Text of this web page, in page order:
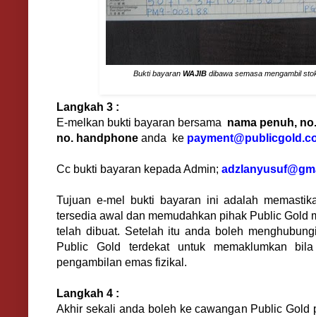
Bukti bayaran WAJIB dibawa semasa mengambil
Langkah 3 :
E-melkan bukti bayaran bersama nama penuh,
no. handphone anda ke
Cc bukti bayaran kepada Admin;
Tujuan e-mel bukti bayaran ini adalah
tersedia awal dan memudahkan pihak Public Gold
telah dibuat. Setelah itu anda boleh
Public Gold terdekat untuk memaklumkan
pengambilan emas fizikal.
Langkah 4 :
Akhir sekali anda boleh ke cawangan Public Gold